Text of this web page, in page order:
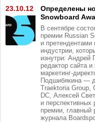
23.10.12
Определены
Snowboard
В сентябре
премии Russian
и претендентами
индустрии,
изнутри:
редактор сайта
маркетинг-
Подшибякина —
Traektoria Group,
DC, Алексей
и
премии, главный
журнала